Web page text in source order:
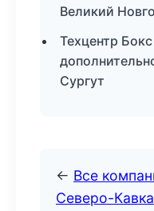
Великий
Техцентр
Сургут
← Все
Северо-